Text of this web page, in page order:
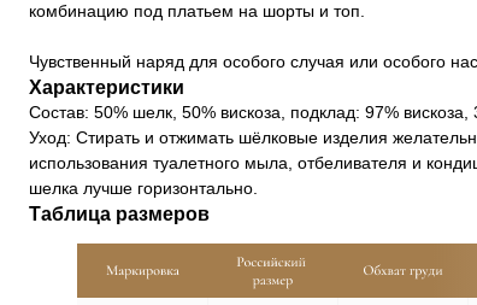
комбинацию под платьем на шорты и топ.
Чувственный наряд для особого случая или особого
Характеристики
Cостав: 50% шелк, 50% вискоза, подклад: 97% вискоза,
Уход: Стирать и отжимать шёлковые изделия
использования туалетного мыла, отбеливателя и
шелка лучше горизонтально.
Таблица размеров